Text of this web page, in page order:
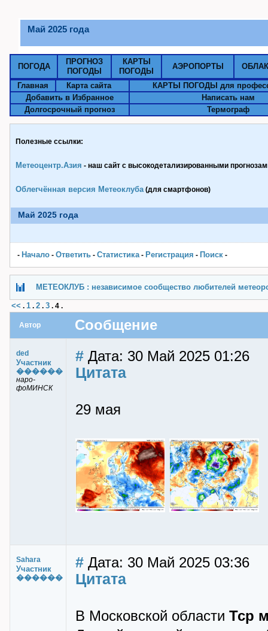
Май 2025 года
ПОГОДА
ПРОГНОЗ
ПОГОДЫ
КАРТЫ
ПОГОДЫ
АЭРОПОРТЫ
Главная Карта сайта
КАРТЫ ПОГОДЫ для
Добавить в Избранное
Написать нам
Долгосрочный прогноз
Термограф
Полезные ссылки:
Метеоцентр.Азия - наш сайт с высокодетализированными
Облегчённая версия Метеоклуба(для смартфонов)
Май 2025 года
- Начало - Ответить - Статистика- Pегистрация - Поиск -
МЕТЕОКЛУБ : независимое сообщество любителей
<< . 1 . 2 . 3 . 4 .
Автор Сообщение
ded
Участник
������
наро-
фоМИНСК
# Дата: 30 Май 2025 01:26
Цитата
29 мая
Sahara
Участник
������
# Дата: 30 Май 2025 03:36
Цитата
В Московской области Тср